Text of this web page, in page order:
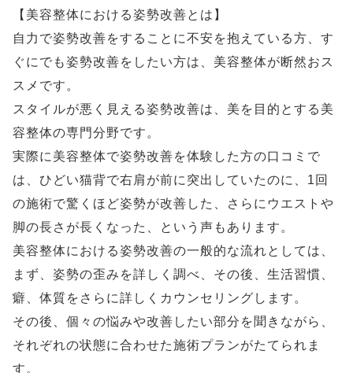
【美容整体における姿勢改善とは】
自力で姿勢改善をすることに不安を抱えている方、す
ぐにでも姿勢改善をしたい方は、美容整体が断然おス
スメです。
スタイルが悪く見える姿勢改善は、美を目的とする美
容整体の専門分野です。
実際に美容整体で姿勢改善を体験した方の口コミで
は、ひどい猫背で右肩が前に突出していたのに、1回
の施術で驚くほど姿勢が改善した、さらにウエストや
脚の長さが長くなった、という声もあります。
美容整体における姿勢改善の一般的な流れとしては、
まず、姿勢の歪みを詳しく調べ、その後、生活習慣、
癖、体質をさらに詳しくカウンセリングします。
その後、個々の悩みや改善したい部分を聞きながら、
それぞれの状態に合わせた施術プランがたてられま
す。